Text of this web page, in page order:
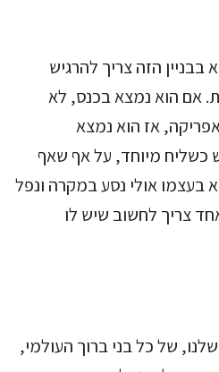
הזה צריך להרגיש
אם הוא נמצא בכנס, לא
אז הוא נמצא
כשליח מיוחד, על אף שאף
בעצמו אולי נסע במקרה ונפל
צריך לחשוב שיש לו
של כל בני ברוך העולמי,